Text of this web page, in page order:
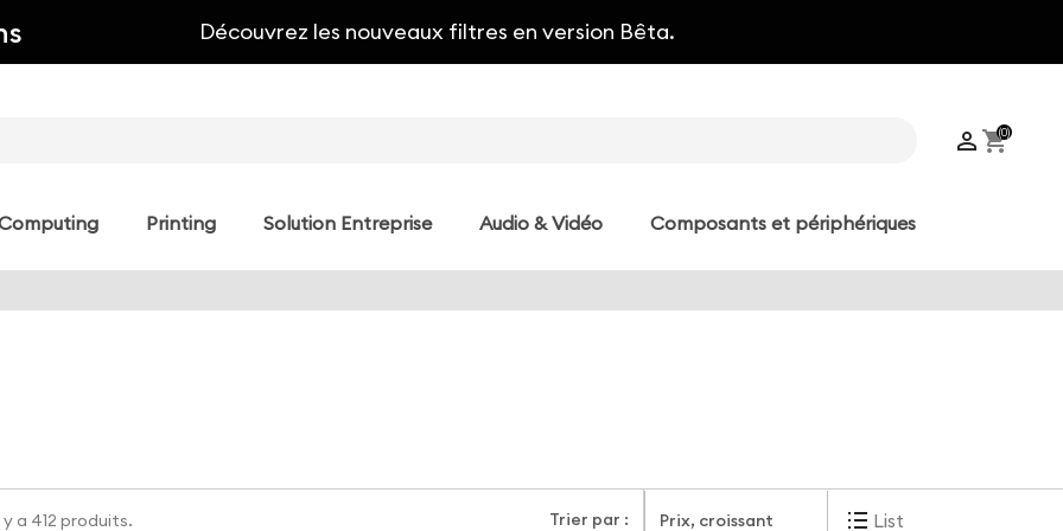
Découvrez les nouveaux filtres en version Bêta.
 shopping_cart
(0)
Printing Solution Entreprise Audio & Vidéo Composants et périphériques
y a 412 produits. Trier par : Prix, croissant List